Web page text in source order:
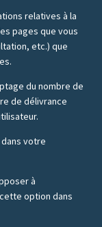
relatives à la
pages que vous
etc.) que
du nombre de
de délivrance
votre
à
option dans